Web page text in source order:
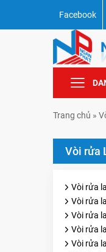
Facebook
Trang chủ »
Vòi rửa
Vòi rửa
Vòi rửa
Vòi rửa
Vòi rửa
Vòi rửa